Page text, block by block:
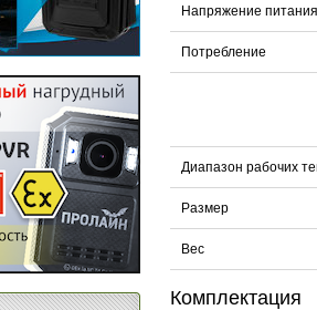
Напряжение питания
Потребление
Диапазон рабочих
Размер
Вес
Комплектация